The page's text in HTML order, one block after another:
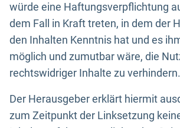
würde eine Haftungsverpflichtung
dem Fall in Kraft treten, in dem der
den Inhalten Kenntnis hat und es
möglich und zumutbar wäre, die
rechtswidriger Inhalte zu verhindern.
Der Herausgeber erklärt hiermit
zum Zeitpunkt der Linksetzung